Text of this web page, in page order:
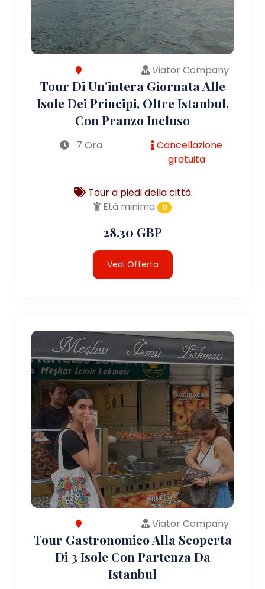
Viator Company
Tour Di Un'intera Giornata Alle
Isole Dei Principi, Oltre Istanbul,
Con Pranzo Incluso
7 Ora
Cancellazione
gratuita
Tour a piedi della città
Età minima
0
28.30 GBP
Vedi Offerta
Viator Company
Tour Gastronomico Alla Scoperta
Di 3 Isole Con Partenza Da
Istanbul